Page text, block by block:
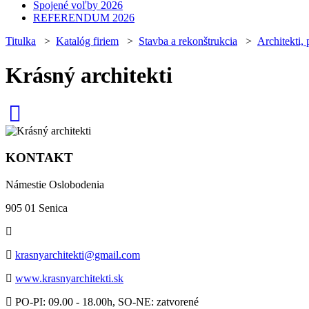
Spojené voľby 2026
REFERENDUM 2026
Titulka > Katalóg firiem > Stavba a rekonštrukcia > Architekti,
Krásný architekti
KONTAKT
Námestie Oslobodenia
905 01 Senica
krasnyarchitekti@gmail.com
www.krasnyarchitekti.sk
PO-PI: 09.00 - 18.00h, SO-NE: zatvorené